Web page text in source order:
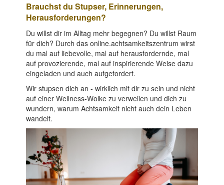
Brauchst du Stupser, Erinnerungen,
Herausforderungen?
Du willst dir im Alltag mehr begegnen? Du willst Raum
für dich? Durch das online.achtsamkeitszentrum wirst
du mal auf liebevolle, mal auf herausfordernde, mal
auf provozierende, mal auf inspirierende Weise dazu
eingeladen und auch aufgefordert.
Wir stupsen dich an - wirklich mit dir zu sein und nicht
auf einer Wellness-Wolke zu verweilen und dich zu
wundern, warum Achtsamkeit nicht auch dein Leben
wandelt.